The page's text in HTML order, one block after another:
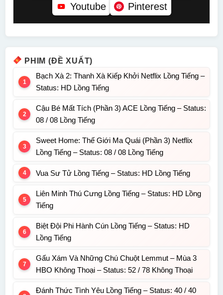
Youtube
Pinterest
PHIM (ĐỀ XUẤT)
Bạch Xà 2: Thanh Xà Kiếp Khởi Netflix Lồng Tiếng –
Status: HD Lồng Tiếng
Cậu Bé Mất Tích (Phần 3) ACE Lồng Tiếng – Status:
08 / 08 Lồng Tiếng
Sweet Home: Thế Giới Ma Quái (Phần 3) Netflix
Lồng Tiếng – Status: 08 / 08 Lồng Tiếng
Vua Sư Tử Lồng Tiếng – Status: HD Lồng Tiếng
Liên Minh Thú Cưng Lồng Tiếng – Status: HD Lồng
Tiếng
Biệt Đội Phi Hành Cún Lồng Tiếng – Status: HD
Lồng Tiếng
Gấu Xám Và Những Chú Chuột Lemmut – Mùa 3
HBO Không Thoại – Status: 52 / 78 Không Thoại
Đánh Thức Tình Yêu Lồng Tiếng – Status: 40 / 40